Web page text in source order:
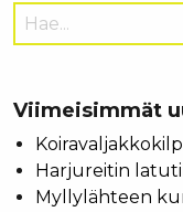
Hae
sivustolta:
Viimeisimmät
Harjureitin
Myllylähteen